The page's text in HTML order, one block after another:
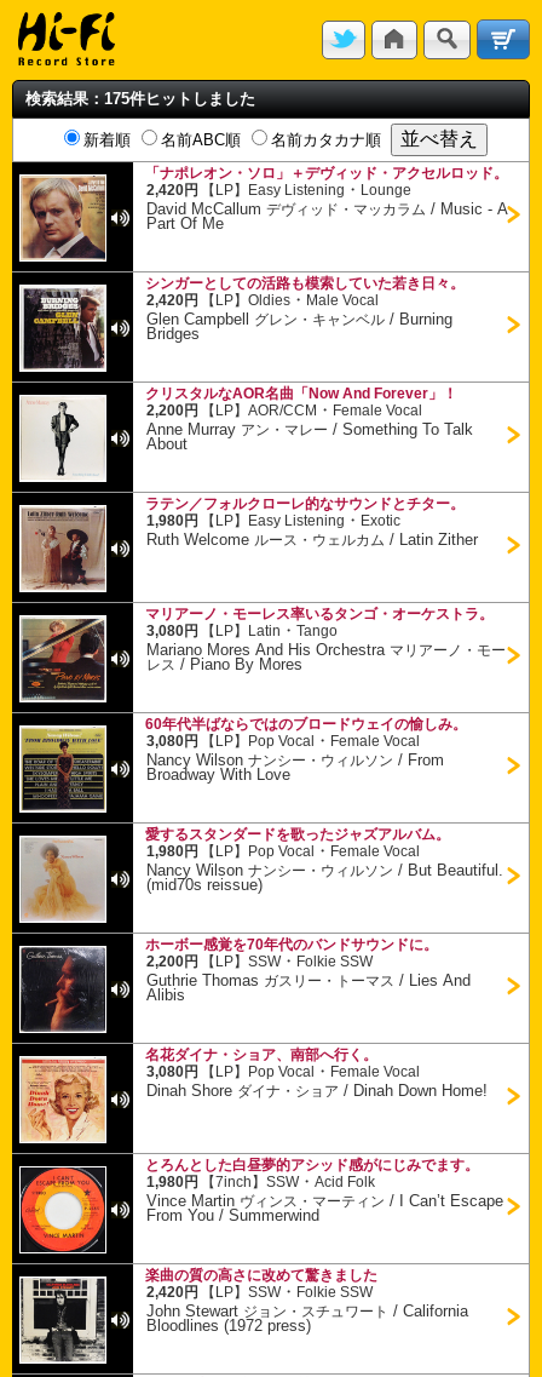
検索結果：175件ヒットしました
新着順 名前ABC順 名前カタカナ順
「ナポレオン・ソロ」＋デヴィッド・アクセルロッド。
2,420円
【LP】 Easy Listening ・ Lounge
David McCallumデヴィッド・マッカラム / Music - A
Part Of Me
シンガーとしての活路も模索していた若き日々。
2,420円
【LP】Oldies ・ Male Vocal
Glen Campbell グレン・キャンベル / Burning
Bridges
クリスタルなAOR名曲「Now And Forever」！
2,200円
【LP】AOR/CCM ・ Female Vocal
Anne Murray アン・マレー /Something To Talk
About
ラテン／フォルクローレ的なサウンドとチター。
1,980円
【LP】 Easy Listening ・ Exotic
Ruth Welcome ルース・ウェルカム / Latin Zither
マリアーノ・モーレス率いるタンゴ・オーケストラ。
3,080円
【LP】 Latin ・ Tango
Mariano Mores And His Orchestra マリアーノ・モー
レス / Piano By Mores
60年代半ばならではのブロードウェイの愉しみ。
3,080円
【LP】 Pop Vocal ・ Female Vocal
Nancy Wilsonナンシー・ウィルソン / From
Broadway With Love
愛するスタンダードを歌ったジャズアルバム。
1,980円
【LP】 Pop Vocal ・ Female Vocal
Nancy Wilsonナンシー・ウィルソン / But Beautiful.
(mid70s reissue)
ホーボー感覚を70年代のバンドサウンドに。
2,200円
【LP】SSW・ Folkie SSW
Guthrie Thomas ガスリー・トーマス / Lies And
Alibis
名花ダイナ・ショア、南部へ行く。
3,080円
【LP】 Pop Vocal ・ Female Vocal
Dinah Shore ダイナ・ショア / Dinah Down Home!
とろんとした白昼夢的アシッド感がにじみでます。
1,980円
【7inch】SSW・Acid Folk
Vince Martin ヴィンス・マーティン / I Can’t Escape
From You / Summerwind
楽曲の質の高さに改めて驚きました
2,420円
【LP】SSW・ Folkie SSW
John Stewart ジョン・スチュワート /California
Bloodlines (1972 press)